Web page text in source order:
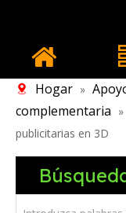
Hogar »
complementaria »
publicitarias en 3D